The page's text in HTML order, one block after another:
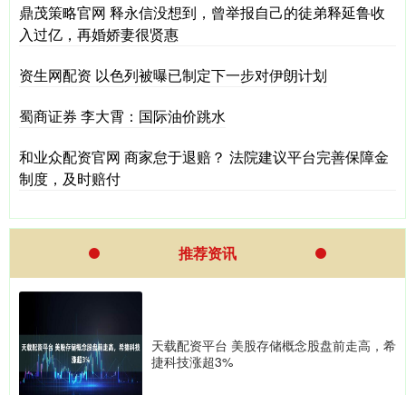
鼎茂策略官网 释永信没想到，曾举报自己的徒弟释延鲁收
入过亿，再婚娇妻很贤惠
资生网配资 以色列被曝已制定下一步对伊朗计划
蜀商证券 李大霄：国际油价跳水
和业众配资官网 商家怠于退赔？ 法院建议平台完善保障金
制度，及时赔付
推荐资讯
天载配资平台 美股存储概念股盘前走高，希
捷科技涨超3%